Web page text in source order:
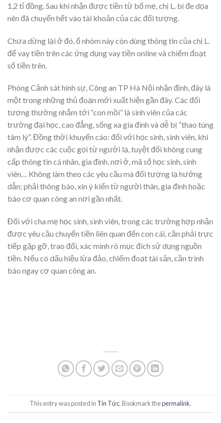
1,2 tỉ đồng. Sau khi nhận được tiền từ bố mẹ, chị L. bị đe dọa
nên đã chuyển hết vào tài khoản của các đối tượng.
Chưa dừng lại ở đó, ổ nhóm này còn dùng thông tin của chị L.
để vay tiền trên các ứng dụng vay tiền online và chiếm đoạt
số tiền trên.
Phòng Cảnh sát hình sự, Công an TP Hà Nội nhận định, đây là
một trong những thủ đoạn mới xuất hiện gần đây. Các đối
tượng thường nhắm tới “con mồi” là sinh viên của các
trường đại học, cao đẳng, sống xa gia đình và dễ bị “thao túng
tâm lý”. Đồng thời khuyến cáo: đối với học sinh, sinh viên, khi
nhận được các cuộc gọi từ người lạ, tuyệt đối không cung
cấp thông tin cá nhân, gia đình, nơi ở, mã số học sinh, sinh
viên… Không làm theo các yêu cầu mà đối tượng lạ hướng
dẫn; phải thông báo, xin ý kiến từ người thân, gia đình hoặc
báo cơ quan công an nơi gần nhất.
Đối với cha mẹ học sinh, sinh viên, trong các trường hợp nhận
được yêu cầu chuyển tiền liên quan đến con cái, cần phải trực
tiếp gặp gỡ, trao đổi, xác minh rõ mục đích sử dụng nguồn
tiền. Nếu có dấu hiệu lừa đảo, chiếm đoạt tài sản, cần trình
báo ngay cơ quan công an.
This entry was posted in Tin Tức. Bookmark thepermalink.